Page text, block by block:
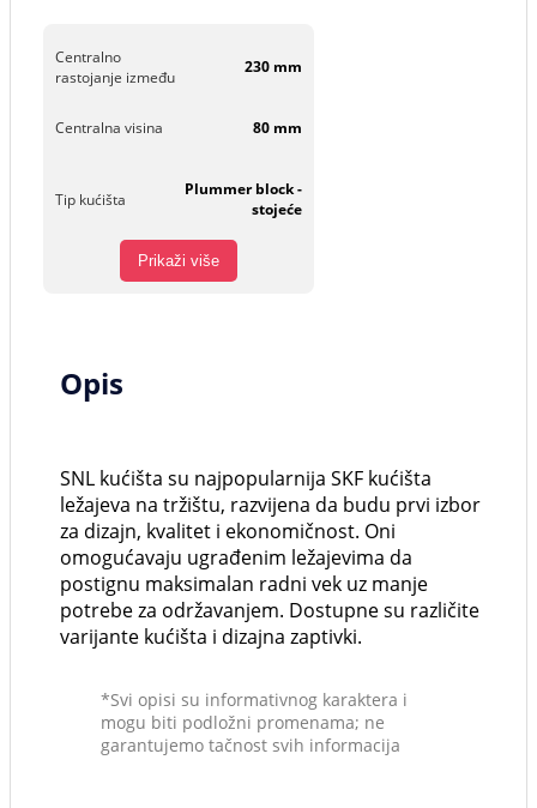
Centralno
rastojanje između
230 mm
Centralna visina 80 mm
Tip kućišta
Plummer block -
stojeće
Prikaži više
Opis
SNL kućišta su najpopularnija SKF kućišta
ležajeva na tržištu, razvijena da budu prvi izbor
za dizajn, kvalitet i ekonomičnost. Oni
omogućavaju ugrađenim ležajevima da
postignu maksimalan radni vek uz manje
potrebe za održavanjem. Dostupne su različite
varijante kućišta i dizajna zaptivki.
*Svi opisi su informativnog karaktera i
mogu biti podložni promenama; ne
garantujemo tačnost svih informacija